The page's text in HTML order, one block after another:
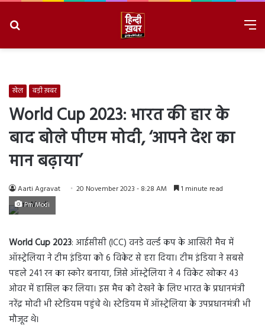
खेल बड़ी ख़बर
World Cup 2023: भारत की हार के
बाद बोले पीएम मोदी, ‘आपने देश का
मान बढ़ाया’
Aarti Agravat 20 November 2023 - 8:28 AM 1 minute read
Pm Modi
World Cup 2023: आईसीसी (ICC) वनडे वर्ल्ड कप के आखिरी मैच में
ऑस्ट्रेलिया ने टीम इंडिया को 6 विकेट से हरा दिया। टीम इंडिया ने सबसे
पहले 241 रन का स्कोर बनाया, जिसे ऑस्ट्रेलिया ने 4 विकेट खोकर 43
ओवर में हासिल कर लिया। इस मैच को देखने के लिए भारत के प्रधानमंत्री
नरेंद्र मोदी भी स्टेडियम पहुंचे थे। स्टेडियम में ऑस्ट्रेलिया के उपप्रधानमंत्री भी
मौजूद थे।